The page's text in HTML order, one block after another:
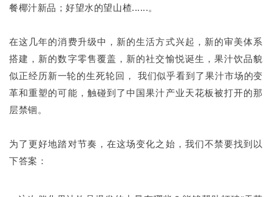
餐椰汁新品；好望水的望山楂......。
在这几年的消费升级中，新的生活方式兴起，新的审美体系
搭建，新的数字零售覆盖，新的社交愉悦诞生，果汁饮品貌
似正经历新一轮的生死轮回， 我们似乎看到了果汁市场的变
革和重塑的可能，触碰到了中国果汁产业天花板被打开的那
层禁锢。
为了更好地踏对节奏，在这场变化之始，我们不禁要找到以
下答案：